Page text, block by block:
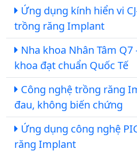
Ứng dụng kính hiển vi
trồng răng Implant
Nha khoa Nhân Tâm
khoa đạt chuẩn Quốc Tế
Công nghệ trồng răng
đau, không biến chứng
Ứng dụng công nghệ
răng Implant